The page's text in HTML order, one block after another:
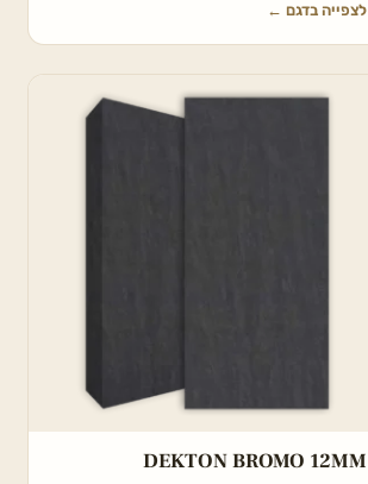
לצפייה בדגם ←
DEKTON BROMO 12MM